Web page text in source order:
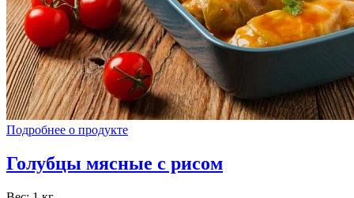
Подробнее о продукте
Голубцы мясные с рисом